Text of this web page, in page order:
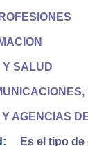
SALUD
AGENCIAS
Es el tipo